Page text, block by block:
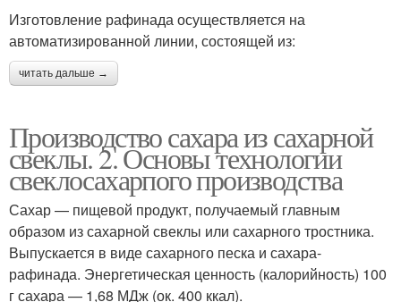
Изготовление рафинада осуществляется на
автоматизированной линии, состоящей из:
читать дальше →
Производство сахара из сахарной
свеклы. 2. Основы технологии
свеклосахарпого производства
Сахар — пищевой продукт, получаемый главным
образом из сахарной свеклы или сахарного тростника.
Выпускается в виде сахарного песка и сахара-
рафинада. Энергетическая ценность (калорийность) 100
г сахара — 1,68 МДж (ок. 400 ккал).